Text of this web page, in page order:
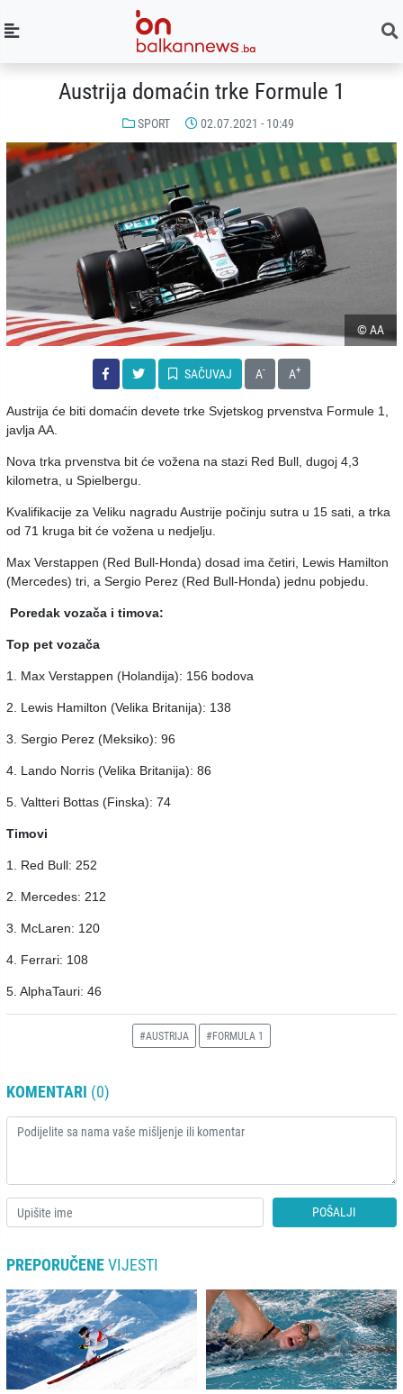
Austrija domaćin trke Formule 1
SPORT 02.07.2021 - 10:49
© AA
SAČUVAJ A- A+
Austrija će biti domaćin devete trke Svjetskog prvenstva Formule 1,
javlja AA.
Nova trka prvenstva bit će vožena na stazi Red Bull, dugoj 4,3
kilometra, u Spielbergu.
Kvalifikacije za Veliku nagradu Austrije počinju sutra u 15 sati, a trka
od 71 kruga bit će vožena u nedjelju.
Max Verstappen (Red Bull-Honda) dosad ima četiri, Lewis Hamilton
(Mercedes) tri, a Sergio Perez (Red Bull-Honda) jednu pobjedu.
Poredak vozača i timova:
Top pet vozača
1. Max Verstappen (Holandija): 156 bodova
2. Lewis Hamilton (Velika Britanija): 138
3. Sergio Perez (Meksiko): 96
4. Lando Norris (Velika Britanija): 86
5. Valtteri Bottas (Finska): 74
Timovi
1. Red Bull: 252
2. Mercedes: 212
3. McLaren: 120
4. Ferrari: 108
5. AlphaTauri: 46
#AUSTRIJA #FORMULA 1
KOMENTARI (0)
POŠALJI
PREPORUČENEVIJESTI